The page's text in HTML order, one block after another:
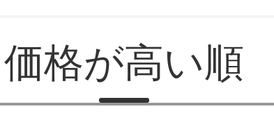
価格が高い順